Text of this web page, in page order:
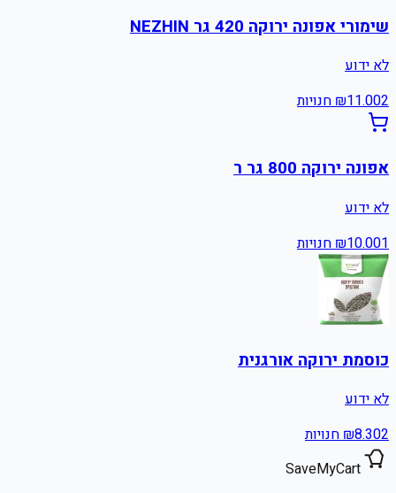
שימורי אפונה ירוקה 420 גר NEZHIN
לא ידוע
₪11.002 חנויות
אפונה ירוקה 800 גר ר
לא ידוע
₪10.001 חנויות
כוסמת ירוקה אורגנית
לא ידוע
₪8.302
חנויות
SaveMyCart